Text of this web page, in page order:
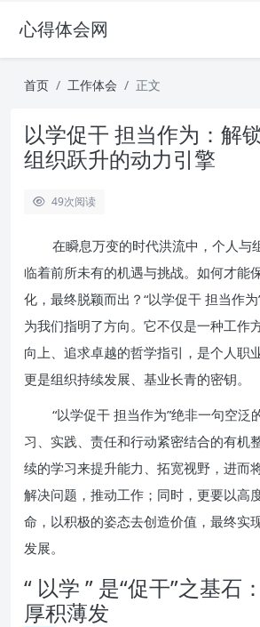
心得体会网
首页 工作体会 正文
以学促干 担当作为：解
组织跃升的动力引擎
49次阅读
在瞬息万变的时代洪流中，个人与
临着前所未有的机遇与挑战。如何才能
化，最终脱颖而出？“以学促干 担当作为
为我们指明了方向。它不仅是一种工作
向上、追求卓越的哲学指引，是个人职
更是组织持续发展、基业长青的密钥。
“以学促干 担当作为”绝非一句空泛
习、实践、责任和行动紧密结合的有机
续的学习来提升能力、拓宽视野，进而
解决问题，推动工作；同时，更要以高
命，以积极的姿态去创造价值，最终实
发展。
“ 以学 ” 是“促干”之基石
厚积薄发